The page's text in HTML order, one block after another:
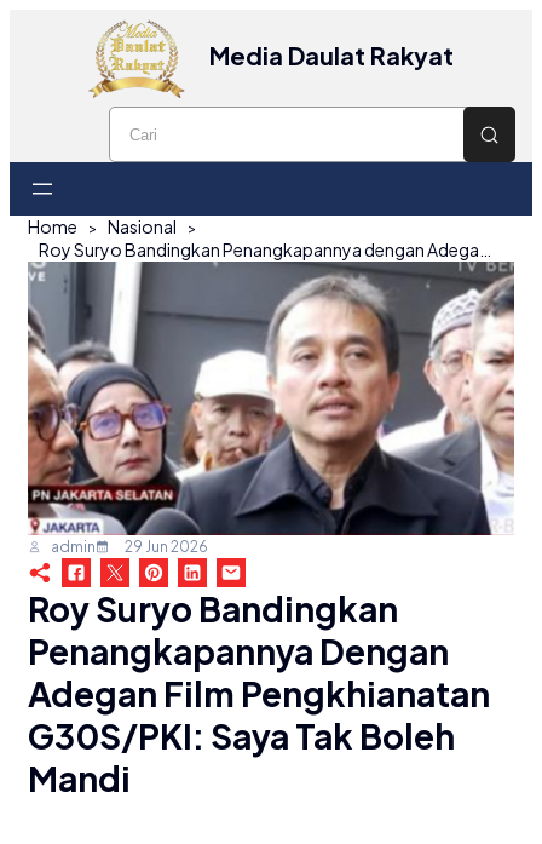
Media Daulat Rakyat
Home
Nasional
admin 29 Jun 2026
Roy Suryo Bandingkan
Penangkapannya Dengan
Adegan Film Pengkhianatan
G30S/PKI: Saya Tak Boleh
Mandi